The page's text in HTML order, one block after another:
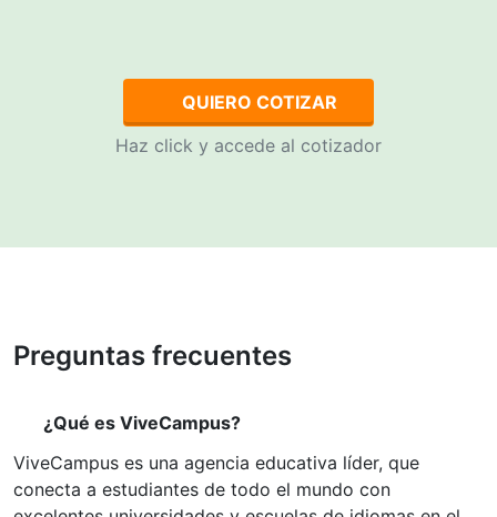
QUIERO COTIZAR
Haz click y accede al cotizador
Preguntas frecuentes
¿Qué es ViveCampus?
ViveCampus es una agencia educativa líder, que
conecta a estudiantes de todo el mundo con